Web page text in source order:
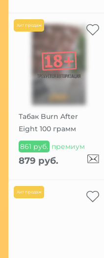
Хит продаж
Табак Burn After
Eight 100 грамм
861 руб. премиум
879 руб.
Хит продаж